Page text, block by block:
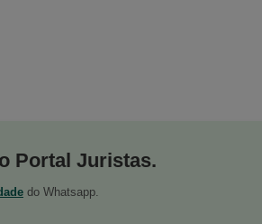
Portal Juristas.
do Whatsapp.